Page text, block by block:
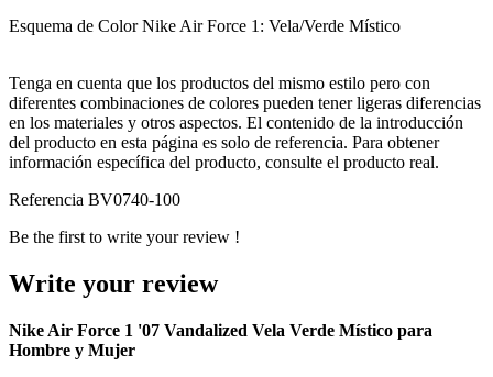
Esquema de Color Nike Air Force 1: Vela/Verde Místico
Tenga en cuenta que los productos del mismo estilo pero con
diferentes combinaciones de colores pueden tener ligeras diferencias
en los materiales y otros aspectos. El contenido de la introducción
del producto en esta página es solo de referencia. Para obtener
información específica del producto, consulte el producto real.
Referencia BV0740-100
Be the first to write your review !
Write your review
Nike Air Force 1 '07 Vandalized Vela Verde Místico para
Hombre y Mujer